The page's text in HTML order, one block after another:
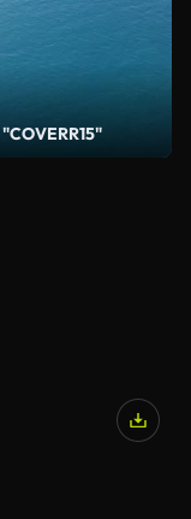
"COVERR15"